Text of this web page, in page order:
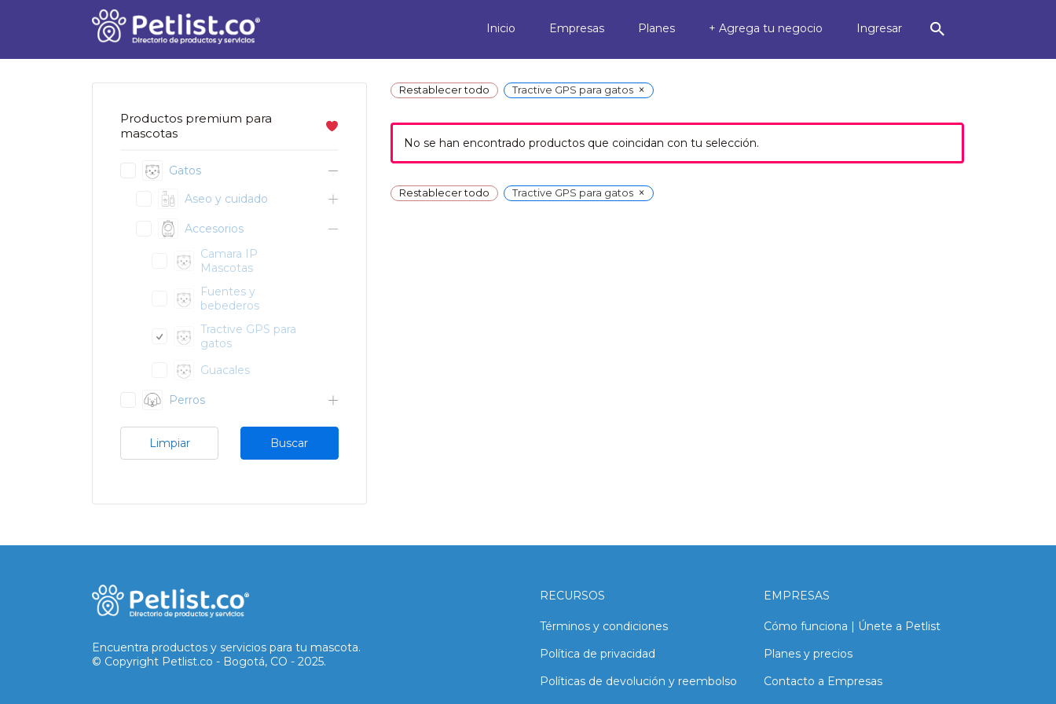
Inicio Empresas Planes + Agrega tu negocio Ingresar
Buscar
por:
Productos premium para
mascotas
Gatos
Aseo y cuidado
Accesorios
Camara IP
Mascotas
Fuentes y
bebederos
Tractive GPS para
gatos
Guacales
Perros
Buscar
Limpiar
Restablecer todo Tractive GPS para gatos ×
No se han encontrado productos que coincidan con tu selección.
Restablecer todo Tractive GPS para gatos ×
Encuentra productos y servicios para tu mascota.
© Copyright Petlist.co - Bogotá, CO - 2025.
RECURSOS
Términos y condiciones
Política de privacidad
Políticas de devolución y reembolso
EMPRESAS
Cómo funciona | Únete a Petlist
Planes y precios
Contacto a Empresas